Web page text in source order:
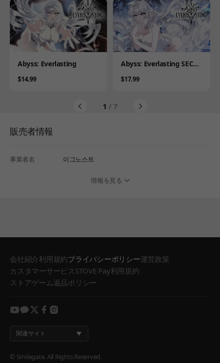
Product
Abyss: Everlasting
Price
$14.99
Product
Abyss: Everlasting SECRE
Price
$17.99
1 / 7
販売者情報
事業者名 이그노스트
情報を見る
会社紹介利用規約プライバシーポリシー運営政策
カスタマーサービスSTOVE Pay利用規約
ストアゲーム返品ポリシー
youtube
kakao
twitter
facebook
instagram
関連サイト
© Smilegate. All Rights Reserved.